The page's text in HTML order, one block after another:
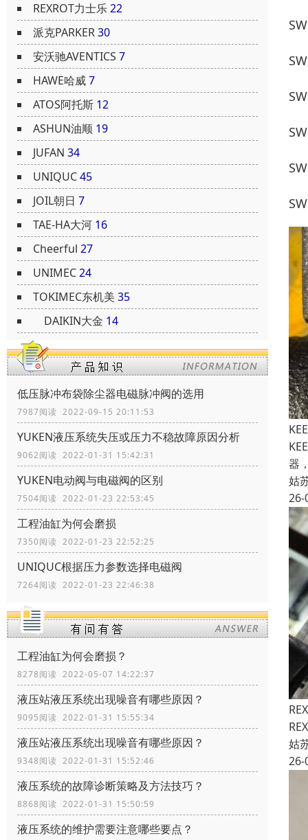
REXROT力士乐22
派克PARKER30
安沃驰AVENTICS 7
HAWE哈威7
ATOS阿托斯 12
ASHUN油顺 19
JUFAN 34
UNIQUC45
JOIL朝日 7
TAE-HA大河 16
Cheerful 27
UNIMEC24
TOKIMEC东机美 35
DAIKIN大金 14
低压脉冲布袋除尘器电磁脉冲阀的选用
7987阅读 2022-09-15 20:11:53
YUKEN液压系统失压或压力不稳故障原因分析
9062阅读 2022-01-31 15:42:31
YUKEN电动阀与电磁阀的区别
7504阅读 2022-01-23 22:53:45
工程油缸为何会磨损
7350阅读 2022-01-23 22:52:25
UNIQUC根据压力参数选择电磁阀
7264阅读 2022-01-23 22:46:38
工程油缸为何会磨损？
8278阅读 2022-05-07 14:22:37
液压站液压系统出现噪音有哪些原因？
9095阅读 2022-01-31 15:55:34
液压站液压系统出现噪音有哪些原因？
9348阅读 2022-01-31 15:52:46
液压系统的故障诊断策略及方法技巧？
8868阅读 2022-01-31 15:50:59
液压系统的维护需要注意哪些要点？
器
姑
26-
姑
26-